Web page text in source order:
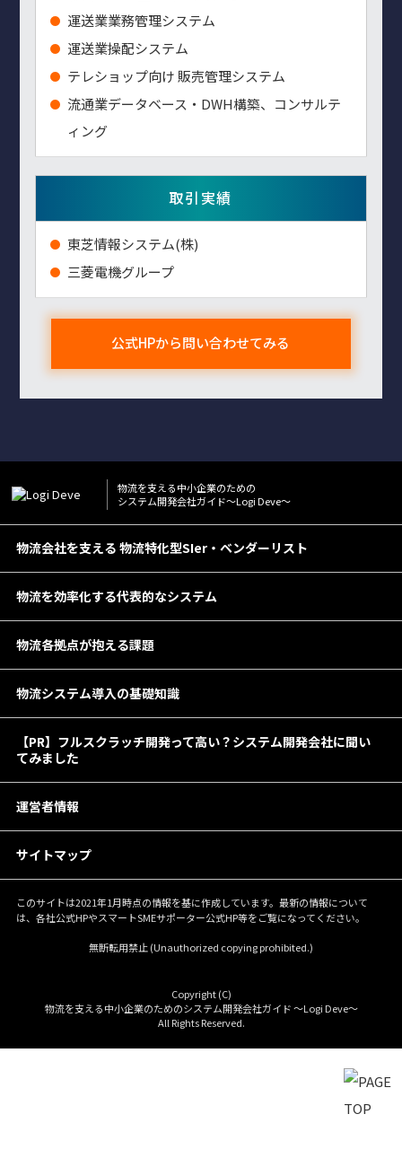
運送業業務管理システム
運送業操配システム
テレショップ向け 販売管理システム
流通業データベース・DWH構築、コンサルテ
ィング
取引実績
東芝情報システム(株)
三菱電機グループ
公式HPから問い合わせてみる
物流を⽀える中⼩企業のための
システム開発会社ガイド〜Logi Deve〜
物流会社を支える 物流特化型SIer・ベンダーリスト
物流を効率化する代表的なシステム
物流各拠点が抱える課題
物流システム導入の基礎知識
【PR】フルスクラッチ開発って高い？システム開発会社に聞い
てみました
運営者情報
サイトマップ
このサイトは2021年1月時点の情報を基に作成しています。最新の情報について
は、各社公式HPやスマートSMEサポーター公式HP等をご覧になってください。
無断転用禁止 (Unauthorized copying prohibited.)
Copyright (C)
物流を支える中小企業のためのシステム開発会社ガイド ～Logi Deve～
All Rights Reserved.